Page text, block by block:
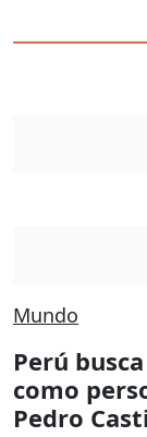
Mundo
Perú
como
Pedro